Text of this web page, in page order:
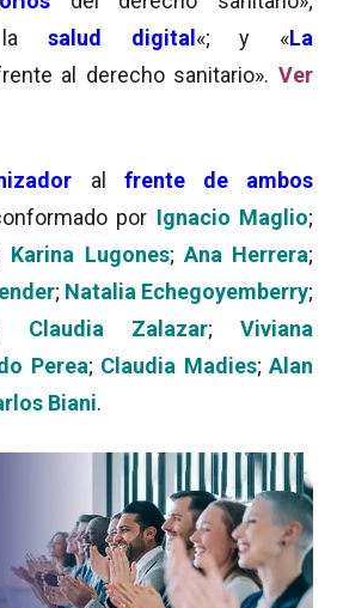
la salud digital «; y «La
al derecho sanitario».Ver
al frente de ambos
por Ignacio Maglio;
Karina Lugones; Ana Herrera;
; Natalia Echegoyemberry;
Claudia Zalazar; Viviana
Perea; Claudia Madies;Alan
Biani.